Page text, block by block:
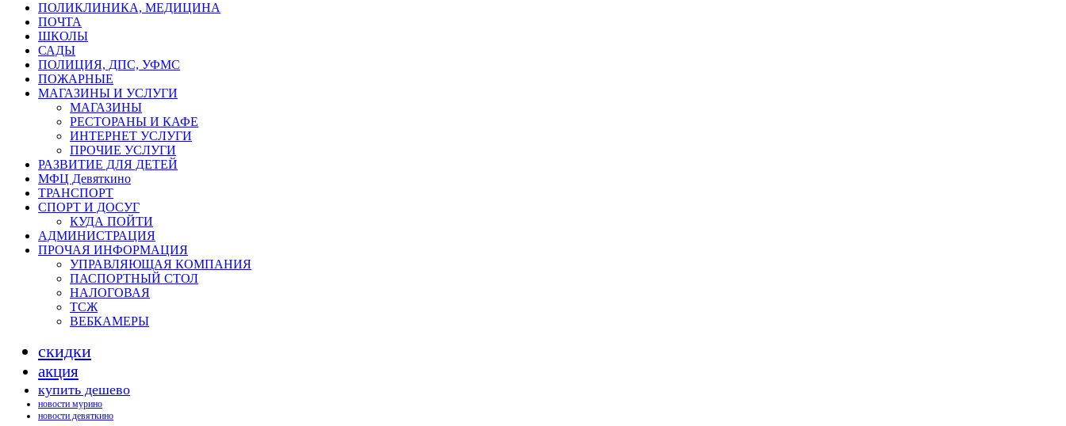
ПОЛИКЛИНИКА, МЕДИЦИНА
ПОЧТА
ШКОЛЫ
САДЫ
ПОЛИЦИЯ, ДПС, УФМС
ПОЖАРНЫЕ
МАГАЗИНЫ И УСЛУГИ
МАГАЗИНЫ
РЕСТОРАНЫ И КАФЕ
ИНТЕРНЕТ УСЛУГИ
ПРОЧИЕ УСЛУГИ
РАЗВИТИЕ ДЛЯ ДЕТЕЙ
МФЦ Девяткино
ТРАНСПОРТ
СПОРТ И ДОСУГ
КУДА ПОЙТИ
АДМИНИСТРАЦИЯ
ПРОЧАЯ ИНФОРМАЦИЯ
УПРАВЛЯЮЩАЯ КОМПАНИЯ
ПАСПОРТНЫЙ СТОЛ
НАЛОГОВАЯ
ТСЖ
ВЕБКАМЕРЫ
скидки
акция
купить дешево
новости мурино
новости девяткино